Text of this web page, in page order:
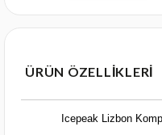
ÜRÜN ÖZELLIKLERI
Icepeak Lizbon